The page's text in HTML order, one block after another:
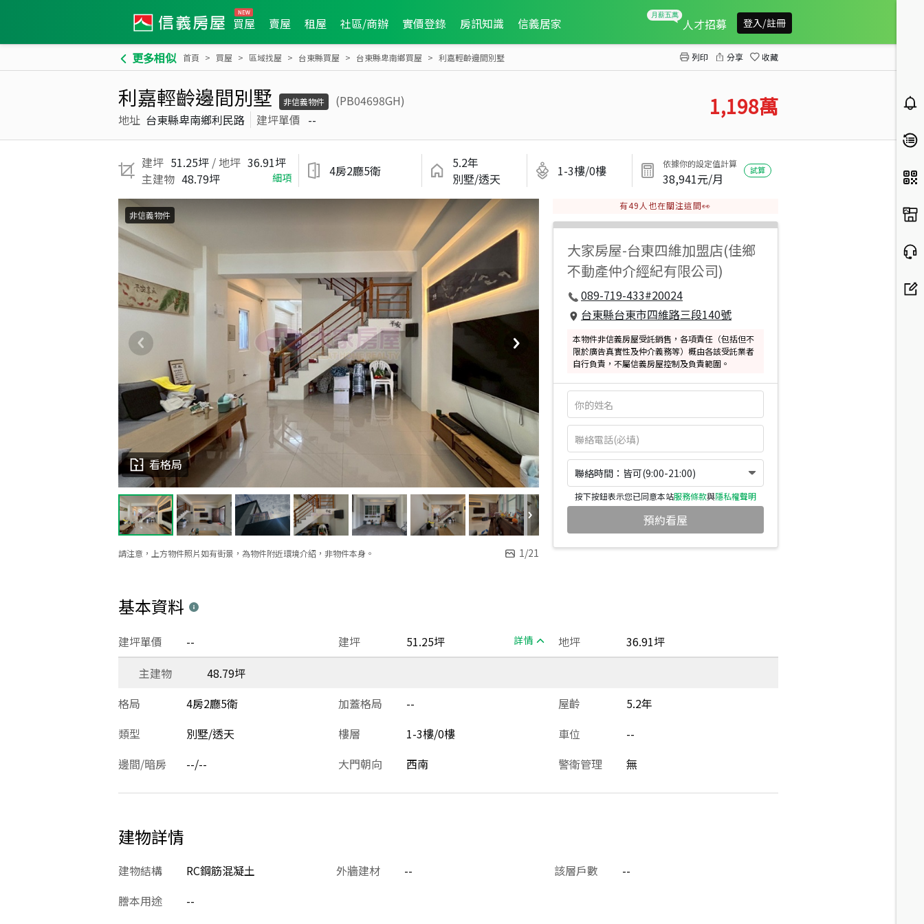
買屋 賣屋 租屋 社區/商辦 實價登錄 房訊知識 信義居家 人才招募 登入/註冊
更多相似 首頁 買屋 區域找屋 台東縣買屋 台東縣卑南鄉買屋 利嘉輕齡邊間別墅 列印 分享 收藏
利嘉輕齡邊間別墅 非信義物件
(PB04698GH)
地址 台東縣卑南鄉利民路 建坪單價 -- 1,198萬
建坪 51.25坪 / 地坪 36.91坪
主建物 48.79坪 細項 4房2廳5衛
5.2年
別墅/透天
1-3樓/0樓 依據你的設定值計算
38,941元/月
試算
請注意，上方物件照片如有街景，為物件附近環境介紹，非物件本身。 1/21
看格局
非信義物件
有49 人也在關注這間👀
大家房屋-台東四維加盟店(佳鄉
不動產仲介經紀有限公司)
089-719-433#20024
台東縣台東市四維路三段140號
本物件非信義房屋受託銷售，各項責任（包括但不
限於廣告真實性及仲介義務等）概由各該受託業者
自行負責，不屬信義房屋控制及負責範圍。
聯絡時間：皆可(9:00-21:00)
按下按鈕表示您已同意本站服務條款與隱私權聲明
預約看屋
基本資料
建坪 51.25坪 詳情
建坪單價 -- 地坪
36.91坪
主建物
48.79坪
格局
4房2廳5衛 加蓋格局 -- 屋齡
5.2年
類型
別墅/透天 樓層 1-3樓/0樓 車位
--
邊間/暗房
--/-- 大門朝向 西南 警衛管理 無
建物詳情
建物結構 RC鋼筋混凝土 外牆建材 -- 該層戶數
--
謄本用途
--